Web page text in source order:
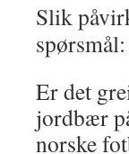
Slik
spørsmål:
Er det
jordbær
norske